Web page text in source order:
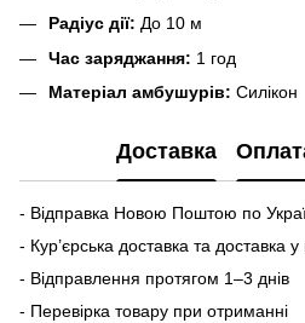
Радіус дії: До 10 м
Час заряджання: 1 год
Матеріал амбушурів: Силікон
Доставка
- Відправка Новою Поштою по
- Кур’єрська доставка та доставка
- Відправлення протягом 1–3 днів
- Перевірка товару при отриманні